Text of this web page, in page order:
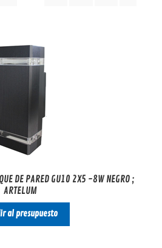
DE PARED GU10 2X5 -8W NEGRO ;
ARTELUM
al presupuesto